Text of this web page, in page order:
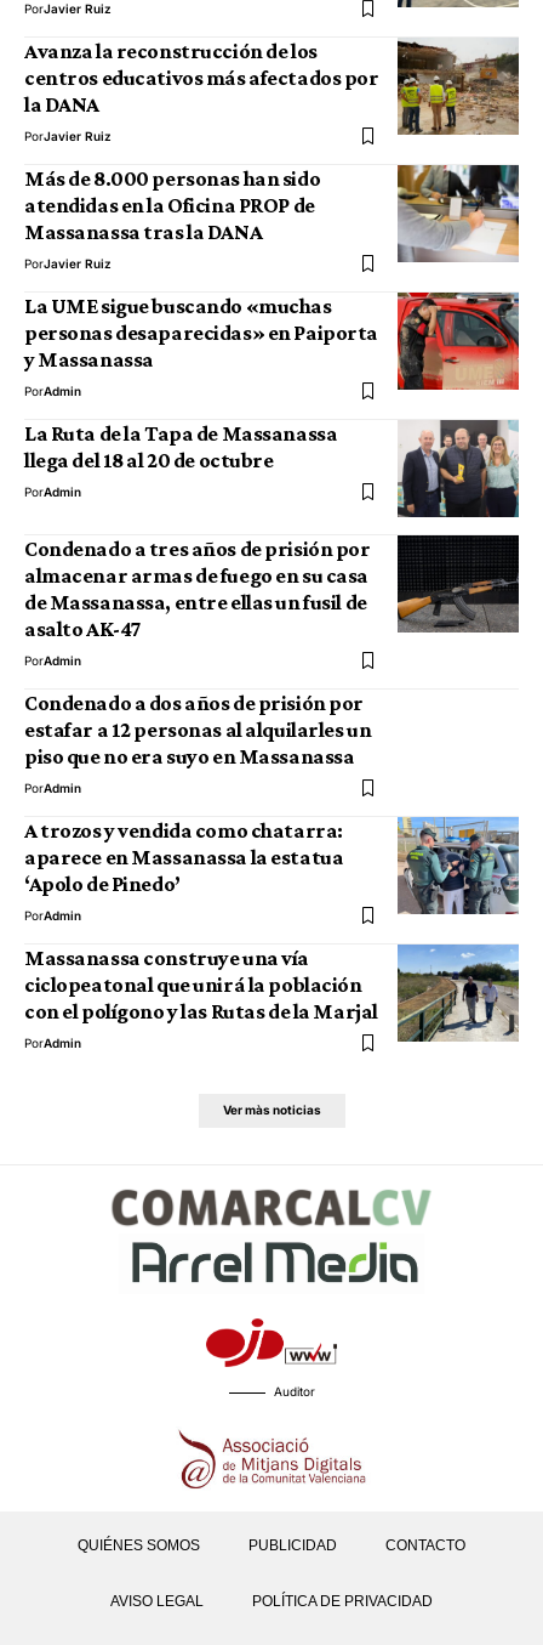
PorJavier Ruiz
Avanza la reconstrucción de los
centros educativos más afectados por
la DANA
PorJavier Ruiz
Más de 8.000 personas han sido
atendidas en la Oficina PROP de
Massanassa tras la DANA
PorJavier Ruiz
La UME sigue buscando «muchas
personas desaparecidas» en Paiporta
y Massanassa
PorAdmin
La Ruta de la Tapa de Massanassa
llega del 18 al 20 de octubre
PorAdmin
Condenado a tres años de prisión por
almacenar armas de fuego en su casa
de Massanassa, entre ellas un fusil de
asalto AK-47
PorAdmin
Condenado a dos años de prisión por
estafar a 12 personas al alquilarles un
piso que no era suyo en Massanassa
PorAdmin
A trozos y vendida como chatarra:
aparece en Massanassa la estatua
‘Apolo de Pinedo’
PorAdmin
Massanassa construye una vía
ciclopeatonal que unirá la población
con el polígono y las Rutas de la Marjal
PorAdmin
Ver màs noticias
Auditor
QUIÉNES SOMOS PUBLICIDAD CONTACTO
AVISO LEGAL POLÍTICA DE PRIVACIDAD